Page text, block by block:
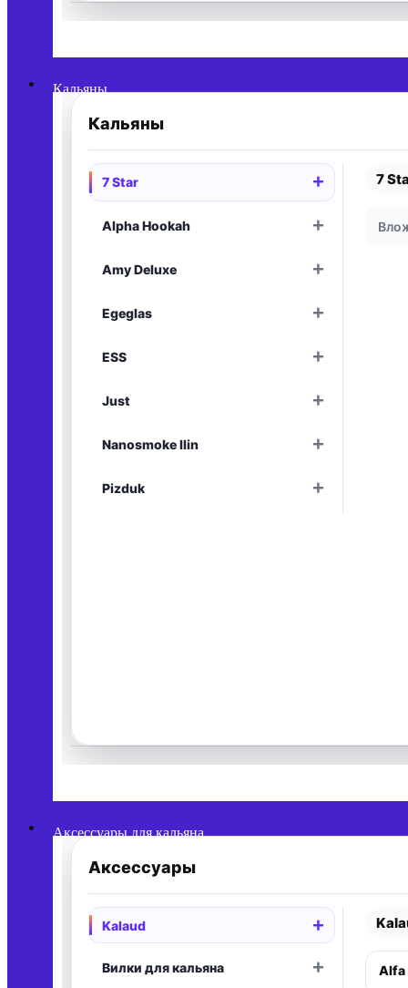
Кальяны
Кальяны
7 Star +Раскрыть
Alpha Hookah +Раскрыть
Amy Deluxe +Раскрыть
Egeglas +Раскрыть
ESS +Раскрыть
Just +Раскрыть
Nanosmoke Ilin +Раскрыть
Pizduk +Раскрыть
7
Аксессуары для кальяна
Аксессуары
Kalaud +Раскрыть
Вилки для кальяна + Alfa